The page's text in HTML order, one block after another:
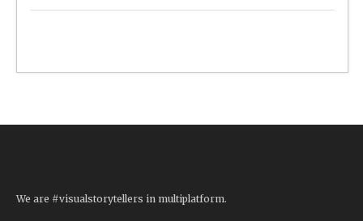
We are #visualstorytellers in multiplatform.